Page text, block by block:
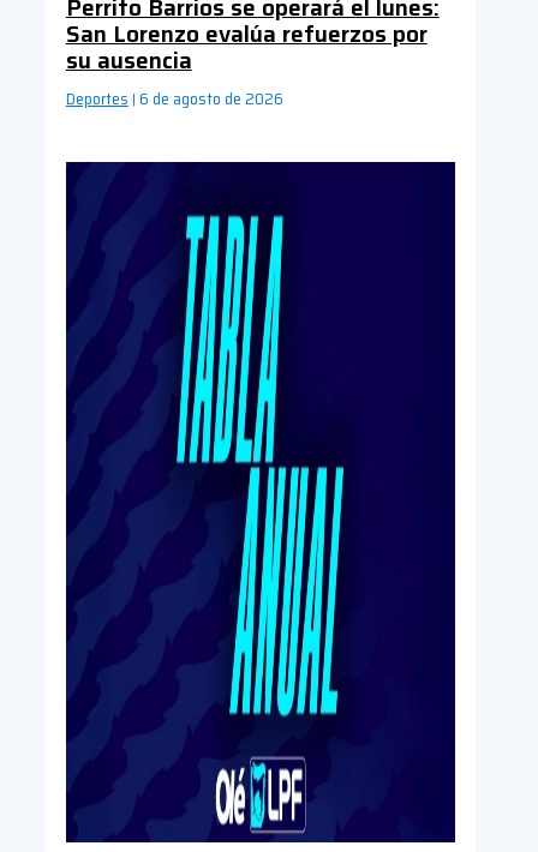
San Lorenzo evalúa refuerzos por
su ausencia
Deportes | 6 de agosto de 2026